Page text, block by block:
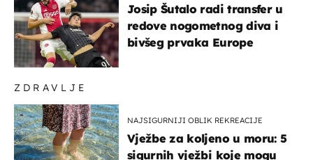
ZDRAVLJE
NAJSIGURNIJI OBLIK REKREACIJE
Vježbe za koljeno u moru: 5
sigurnih vježbi koje mogu
Josip Šutalo radi transfer u
redove nogometnog diva i
bivšeg prvaka Europe